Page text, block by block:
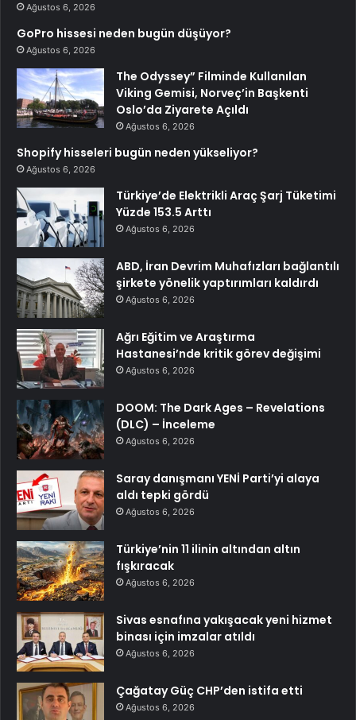
Ağustos 6, 2026
GoPro hissesi neden bugün düşüyor?
Ağustos 6, 2026
The Odyssey” Filminde Kullanılan
Viking Gemisi, Norveç’in Başkenti
Oslo’da Ziyarete Açıldı
Ağustos 6, 2026
Shopify hisseleri bugün neden yükseliyor?
Ağustos 6, 2026
Türkiye’de Elektrikli Araç Şarj Tüketimi
Yüzde 153.5 Arttı
Ağustos 6, 2026
ABD, İran Devrim Muhafızları bağlantılı
şirkete yönelik yaptırımları kaldırdı
Ağustos 6, 2026
Ağrı Eğitim ve Araştırma
Hastanesi’nde kritik görev değişimi
Ağustos 6, 2026
DOOM: The Dark Ages – Revelations
(DLC) – İnceleme
Ağustos 6, 2026
Saray danışmanı YENİ Parti’yi alaya
aldı tepki gördü
Ağustos 6, 2026
Türkiye’nin 11 ilinin altından altın
fışkıracak
Ağustos 6, 2026
Sivas esnafına yakışacak yeni hizmet
binası için imzalar atıldı
Ağustos 6, 2026
Çağatay Güç CHP’den istifa etti
Ağustos 6, 2026